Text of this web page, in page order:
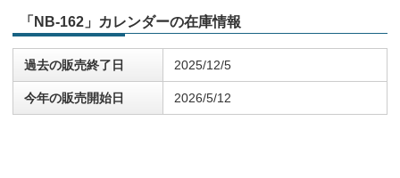
「NB-162」カレンダーの在庫情報
過去の販売終了日 2025/12/5
今年の販売開始日 2026/5/12